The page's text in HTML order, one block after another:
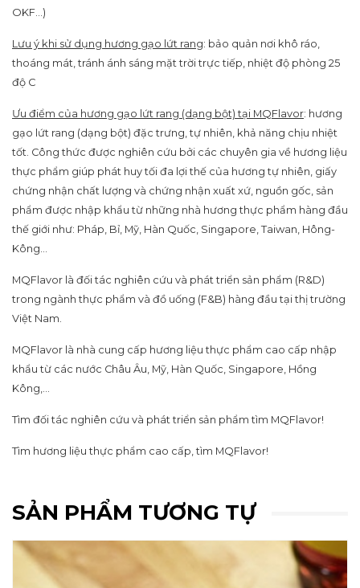
OKF…)
Lưu ý khi sử dụng hương gạo lứt rang: bảo quản nơi khô ráo,
thoáng mát, tránh ánh sáng mặt trời trực tiếp, nhiệt độ phòng 25
độ C
Ưu điểm của hương gạo lứt rang (dạng bột) tại MQFlavor: hương
gạo lứt rang (dạng bột) đặc trưng, tự nhiên, khả năng chịu nhiệt
tốt. Công thức được nghiên cứu bởi các chuyên gia về hương liệu
thực phẩm giúp phát huy tối đa lợi thế của hương tự nhiên, giấy
chứng nhận chất lượng và chứng nhận xuất xứ, nguồn gốc, sản
phẩm được nhập khẩu từ những nhà hương thực phẩm hàng đầu
thế giới như: Pháp, Bỉ, Mỹ, Hàn Quốc, Singapore, Taiwan, Hông-
Kông…
MQFlavor là đối tác nghiên cứu và phát triển sản phẩm (R&D)
trong ngành thực phẩm và đồ uống (F&B) hàng đầu tại thị trường
Việt Nam.
MQFlavor là nhà cung cấp hương liệu thực phẩm cao cấp nhập
khẩu từ các nước Châu Âu, Mỹ, Hàn Quốc, Singapore, Hồng
Kông,…
Tìm đối tác nghiên cứu và phát triển sản phẩm tìm MQFlavor!
Tìm hương liệu thực phẩm cao cấp, tìm MQFlavor!
SẢN PHẨM TƯƠNG TỰ